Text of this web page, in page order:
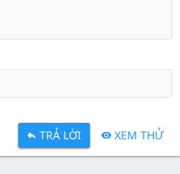
TRẢ LỜI XEM THỬ